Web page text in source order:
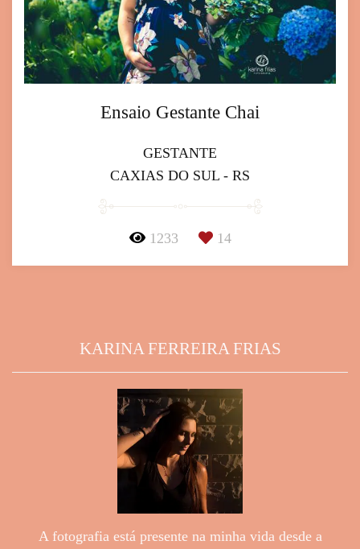
Ensaio Gestante Chai
GESTANTE
CAXIAS DO SUL - RS
1233 14
KARINA FERREIRA FRIAS
A fotografia está presente na minha vida desde a